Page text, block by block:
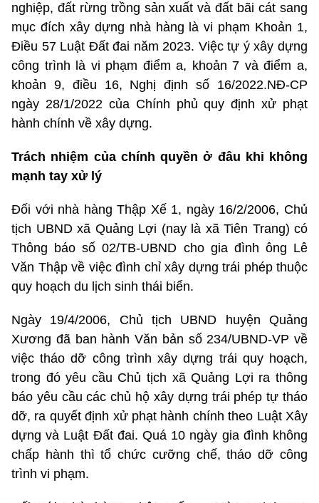
nghiệp, đất rừng trồng sản xuất và đất bãi cát sang
mục đích xây dựng nhà hàng là vi phạm Khoản 1,
Điều 57 Luật Đất đai năm 2023. Việc tự ý xây dựng
công trình là vi phạm điểm a, khoản 7 và điểm a,
khoản 9, điều 16, Nghị định số 16/2022.NĐ-CP
ngày 28/1/2022 của Chính phủ quy định xử phạt
hành chính về xây dựng.
Trách nhiệm của chính quyền ở đâu khi không
mạnh tay xử lý
Đối với nhà hàng Thập Xế 1, ngày 16/2/2006, Chủ
tịch UBND xã Quảng Lợi (nay là xã Tiên Trang) có
Thông báo số 02/TB-UBND cho gia đình ông Lê
Văn Thập về việc đình chỉ xây dựng trái phép thuộc
quy hoạch du lịch sinh thái biển.
Ngày 19/4/2006, Chủ tịch UBND huyện Quảng
Xương đã ban hành Văn bản số 234/UBND-VP về
việc tháo dỡ công trình xây dựng trái quy hoạch,
trong đó yêu cầu Chủ tịch xã Quảng Lợi ra thông
báo yêu cầu các chủ hộ xây dựng trái phép tự tháo
dỡ, ra quyết định xử phạt hành chính theo Luật Xây
dựng và Luật Đất đai. Quá 10 ngày gia đình không
chấp hành thì tổ chức cưỡng chế, tháo dỡ công
trình vi phạm.